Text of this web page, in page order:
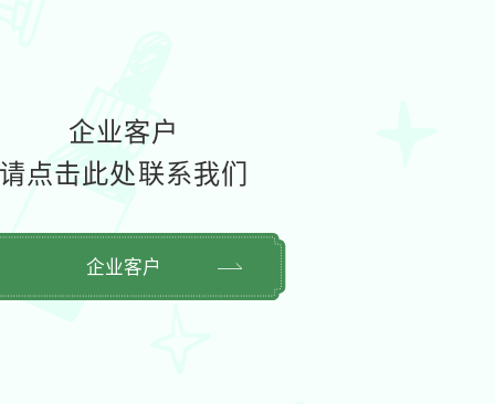
企业客户
点击此处联系我们
企业客户